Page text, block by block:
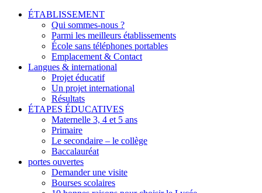
ÉTABLISSEMENT
Qui sommes-nous ?
Parmi les meilleurs établissements
École sans téléphones portables
Emplacement & Contact
Langues & international
Projet éducatif
Un projet international
Résultats
ÉTAPES ÉDUCATIVES
Maternelle 3, 4 et 5 ans
Primaire
Le secondaire – le collège
Baccalauréat
portes ouvertes
Demander une visite
Bourses scolaires